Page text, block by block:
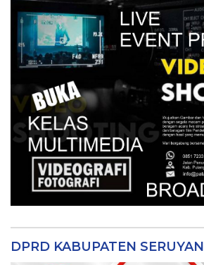
DPRD KABUPATEN SERUYAN